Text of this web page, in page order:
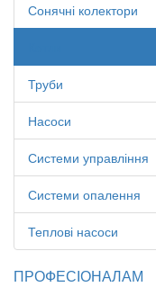
Сонячні колектори
Труби
Насоси
Системи управління
Системи опалення
Теплові насоси
ПРОФЕСІОНАЛАМ